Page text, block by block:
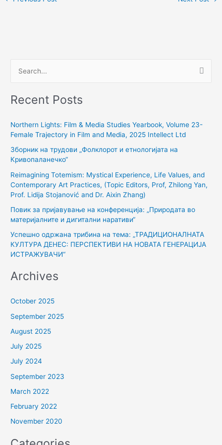
a
c
f
:
Recent Posts
Northern Lights: Film & Media Studies Yearbook, Volume 23-
Female Trajectory in Film and Media, 2025 Intellect Ltd
Зборник на трудови „Фолклорот и етнологијата на
Кривопаланечко“
Reimagining Totemism: Mystical Experience, Life Values, and
Contemporary Art Practices, (Topic Editors, Prof, Zhilong Yan,
Prof. Lidija Stojanović and Dr. Aixin Zhang)
Повик за пријавување на конференција: „Природата во
материјалните и дигитални наративи“
Успешно одржана трибина на тема: „ТРАДИЦИОНАЛНАТА
КУЛТУРА ДЕНЕС: ПЕРСПЕКТИВИ НА НОВАТА ГЕНЕРАЦИЈА
ИСТРАЖУВАЧИ“
Archives
October 2025
September 2025
August 2025
July 2025
July 2024
September 2023
March 2022
February 2022
November 2020